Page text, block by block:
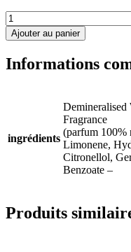
quantité
de
Eau
parfum
Ajouter au panier
Informations
ingrédients
Demineralised
Fragrance
(parfum 100%
Limonene,
Citronellol,
Benzoate –
Produits